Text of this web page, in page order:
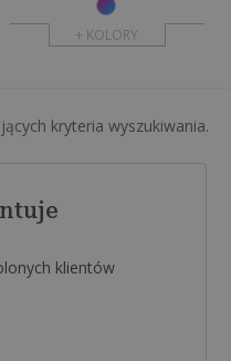
+ KOLORY
kryteria wyszukiwania.
klientów